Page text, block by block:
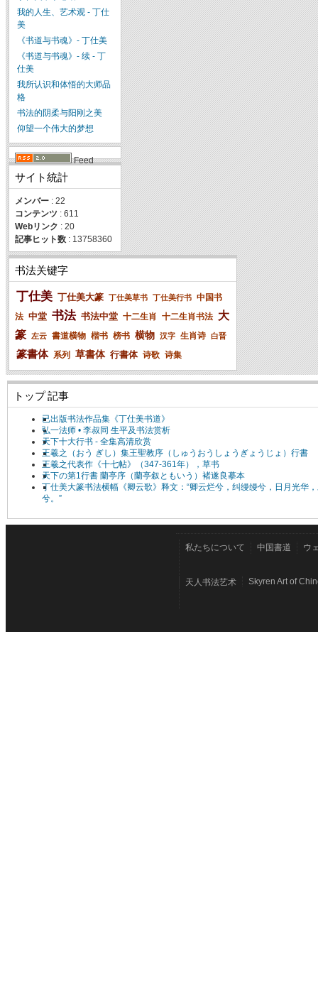
我的人生、艺术观 - 丁仕
美
《书道与书魂》- 丁仕美
《书道与书魂》- 续 - 丁
仕美
我所认识和体悟的大师品
格
书法的阴柔与阳刚之美
仰望一个伟大的梦想
Feed
サイト統計
メンバー : 22
コンテンツ : 611
Webリンク : 20
記事ヒット数 : 13758360
书法关键字
丁仕美 丁仕美大篆 丁仕美草书 丁仕美行书 中国书
法 中堂 书法 书法中堂 十二生肖 十二生肖书法 大
篆 左云 書道横物 楷书 榜书 横物 汉字 生肖诗 白晋
篆書体 系列 草書体 行書体 诗歌 诗集
トップ 記事
已出版书法作品集《丁仕美书道》
弘一法师 • 李叔同 生平及书法赏析
天下十大行书 - 全集高清欣赏
王羲之（おう ぎし）集王聖教序（しゅうおうしょうぎょうじょ）行書
王羲之代表作《十七帖》（347-361年），草书
天下の第1行書 蘭亭序（蘭亭叙ともいう）褚遂良摹本
丁仕美大篆书法横幅《卿云歌》释文：“卿云烂兮，纠缦缦兮，日月光华
兮。”
私たちについて 中国書道 ウ
天人书法艺术 Skyren Art of